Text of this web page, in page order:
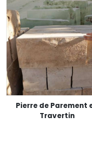
Pierre de Parement
Travertin